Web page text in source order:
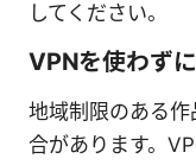
してください。
VPNを使わず
地域制限のある
合があります。